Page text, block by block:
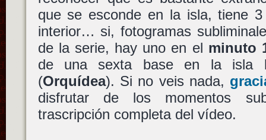
que se esconde en la isla, tiene
interior… si, fotogramas
de la serie, hay uno en el minuto
de una sexta base en la isla
(Orquídea). Si no veis nada,
disfrutar de los momentos
trascripción completa del vídeo.